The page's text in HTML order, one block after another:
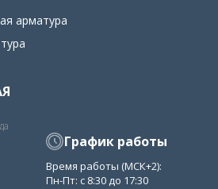
арматура
График работы
Время работы (МСК+2):
Пн-Пт: с 8:30 до 17:30